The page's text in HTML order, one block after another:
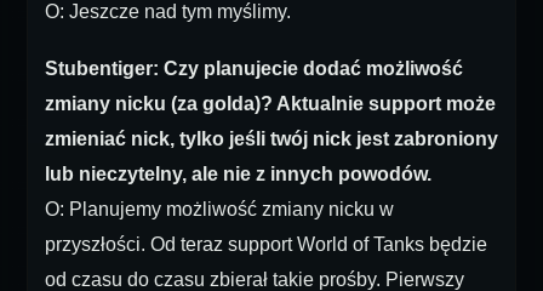
O: Jeszcze nad tym myślimy.
Stubentiger: Czy planujecie dodać możliwość
zmiany nicku (za golda)? Aktualnie support może
zmieniać nick, tylko jeśli twój nick jest zabroniony
lub nieczytelny, ale nie z innych powodów.
O: Planujemy możliwość zmiany nicku w
przyszłości. Od teraz support World of Tanks będzie
od czasu do czasu zbierał takie prośby. Pierwszy